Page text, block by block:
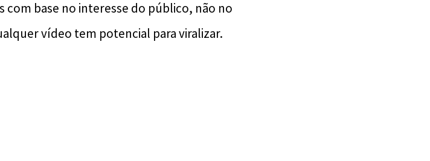
base no interesse do público, não no
vídeo tem potencial para viralizar.